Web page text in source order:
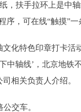
，扶手拉环上是中
，可在线“触摸”一
特色印章打卡活
中轴线’，北京地
相关负责人介绍。
交车。